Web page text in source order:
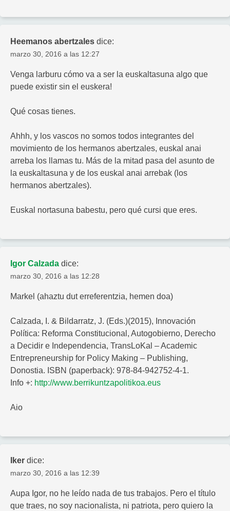
Heemanos abertzales dice:
marzo 30, 2016 a las 12:27
Venga larburu cómo va a ser la euskaltasuna algo que
puede existir sin el euskera!
Qué cosas tienes.
Ahhh, y los vascos no somos todos integrantes del
movimiento de los hermanos abertzales, euskal anai
arreba los llamas tu. Más de la mitad pasa del asunto de
la euskaltasuna y de los euskal anai arrebak (los
hermanos abertzales).
Euskal nortasuna babestu, pero qué cursi que eres.
Igor Calzada dice:
marzo 30, 2016 a las 12:28
Markel (ahaztu dut erreferentzia, hemen doa)
Calzada, I. & Bildarratz, J. (Eds.)(2015), Innovación
Política: Reforma Constitucional, Autogobierno, Derecho
a Decidir e Independencia, TransLoKal – Academic
Entrepreneurship for Policy Making – Publishing,
Donostia. ISBN (paperback): 978-84-942752-4-1.
Info +: http://www.berrikuntzapolitikoa.eus
Aio
Iker dice:
marzo 30, 2016 a las 12:39
Aupa Igor, no he leído nada de tus trabajos. Pero el título
que traes, no soy nacionalista, ni patriota, pero quiero la